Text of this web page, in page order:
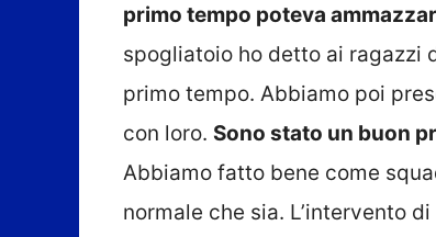
primo tempo poteva
spogliatoio ho detto ai ragazzi
primo tempo. Abbiamo poi
con loro. Sono stato un buon
Abbiamo fatto bene come
normale che sia. L’intervento di